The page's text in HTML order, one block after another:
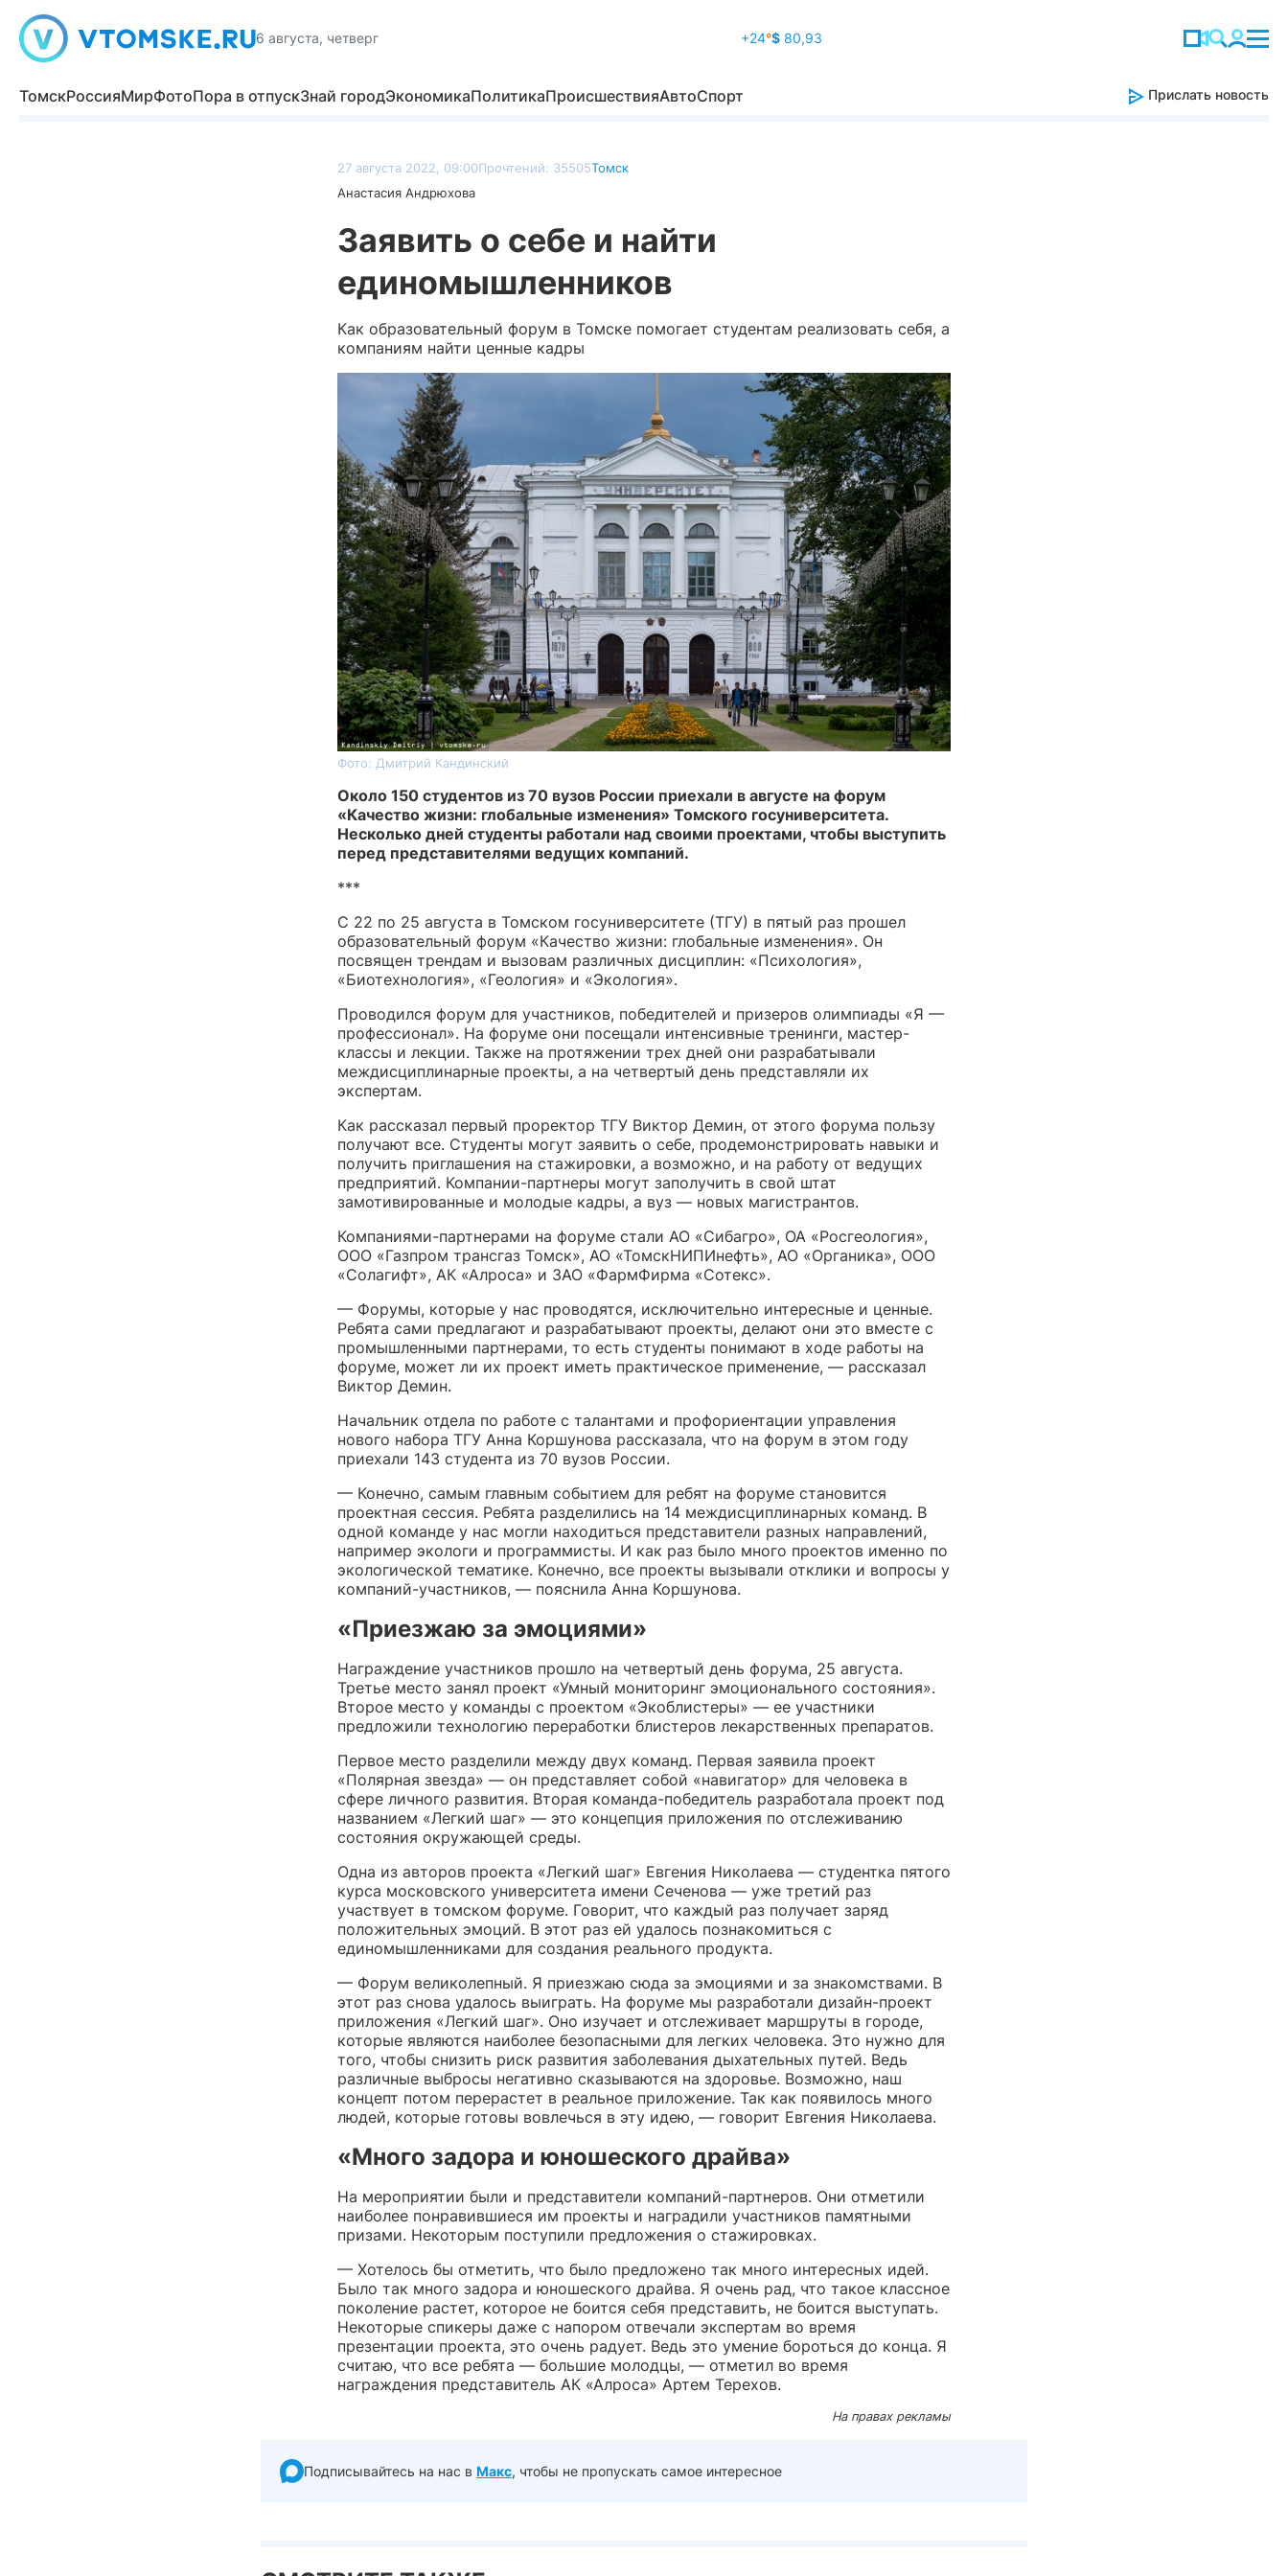
6 августа, четверг +24°$80,93
ТомскРоссияМирФотоПора в отпускЗнай городЭкономикаПолитикаПроисшествияАвтоСпорт Прислать новость
27 августа 2022, 09:00Прочтений: 35505Томск
Анастасия Андрюхова
Заявить о себе и найти
единомышленников
Как образовательный форум в Томске помогает студентам реализовать себя, а
компаниям найти ценные кадры
Фото: Дмитрий Кандинский
Около 150 студентов из 70 вузов России приехали в августе на форум
«Качество жизни: глобальные изменения» Томского госуниверситета.
Несколько дней студенты работали над своими проектами, чтобы выступить
перед представителями ведущих компаний.
***
С 22 по 25 августа в Томском госуниверситете (ТГУ) в пятый раз прошел
образовательный форум «Качество жизни: глобальные изменения». Он
посвящен трендам и вызовам различных дисциплин: «Психология»,
«Биотехнология», «Геология» и «Экология».
Проводился форум для участников, победителей и призеров олимпиады «Я —
профессионал». На форуме они посещали интенсивные тренинги, мастер-
классы и лекции. Также на протяжении трех дней они разрабатывали
междисциплинарные проекты, а на четвертый день представляли их
экспертам.
Как рассказал первый проректор ТГУ Виктор Демин, от этого форума пользу
получают все. Студенты могут заявить о себе, продемонстрировать навыки и
получить приглашения на стажировки, а возможно, и на работу от ведущих
предприятий. Компании-партнеры могут заполучить в свой штат
замотивированные и молодые кадры, а вуз — новых магистрантов.
Компаниями-партнерами на форуме стали АО «Сибагро», ОА «Росгеология»,
ООО «Газпром трансгаз Томск», АО «ТомскНИПИнефть», АО «Органика», ООО
«Солагифт», АК «Алроса» и ЗАО «ФармФирма «Сотекс».
— Форумы, которые у нас проводятся, исключительно интересные и ценные.
Ребята сами предлагают и разрабатывают проекты, делают они это вместе с
промышленными партнерами, то есть студенты понимают в ходе работы на
форуме, может ли их проект иметь практическое применение, — рассказал
Виктор Демин.
Начальник отдела по работе с талантами и профориентации управления
нового набора ТГУ Анна Коршунова рассказала, что на форум в этом году
приехали 143 студента из 70 вузов России.
— Конечно, самым главным событием для ребят на форуме становится
проектная сессия. Ребята разделились на 14 междисциплинарных команд. В
одной команде у нас могли находиться представители разных направлений,
например экологи и программисты. И как раз было много проектов именно по
экологической тематике. Конечно, все проекты вызывали отклики и вопросы у
компаний-участников, — пояснила Анна Коршунова.
«Приезжаю за эмоциями»
Награждение участников прошло на четвертый день форума, 25 августа.
Третье место занял проект «Умный мониторинг эмоционального состояния».
Второе место у команды с проектом «Экоблистеры» — ее участники
предложили технологию переработки блистеров лекарственных препаратов.
Первое место разделили между двух команд. Первая заявила проект
«Полярная звезда» — он представляет собой «навигатор» для человека в
сфере личного развития. Вторая команда-победитель разработала проект под
названием «Легкий шаг» — это концепция приложения по отслеживанию
состояния окружающей среды.
Одна из авторов проекта «Легкий шаг» Евгения Николаева — студентка пятого
курса московского университета имени Сеченова — уже третий раз
участвует в томском форуме. Говорит, что каждый раз получает заряд
положительных эмоций. В этот раз ей удалось познакомиться с
единомышленниками для создания реального продукта.
— Форум великолепный. Я приезжаю сюда за эмоциями и за знакомствами. В
этот раз снова удалось выиграть. На форуме мы разработали дизайн-проект
приложения «Легкий шаг». Оно изучает и отслеживает маршруты в городе,
которые являются наиболее безопасными для легких человека. Это нужно для
того, чтобы снизить риск развития заболевания дыхательных путей. Ведь
различные выбросы негативно сказываются на здоровье. Возможно, наш
концепт потом перерастет в реальное приложение. Так как появилось много
людей, которые готовы вовлечься в эту идею, — говорит Евгения Николаева.
«Много задора и юношеского драйва»
На мероприятии были и представители компаний-партнеров. Они отметили
наиболее понравившиеся им проекты и наградили участников памятными
призами. Некоторым поступили предложения о стажировках.
— Хотелось бы отметить, что было предложено так много интересных идей.
Было так много задора и юношеского драйва. Я очень рад, что такое классное
поколение растет, которое не боится себя представить, не боится выступать.
Некоторые спикеры даже с напором отвечали экспертам во время
презентации проекта, это очень радует. Ведь это умение бороться до конца. Я
считаю, что все ребята — большие молодцы, — отметил во время
награждения представитель АК «Алроса» Артем Терехов.
На правах рекламы
Подписывайтесь на нас в Макс, чтобы не пропускать самое интересное